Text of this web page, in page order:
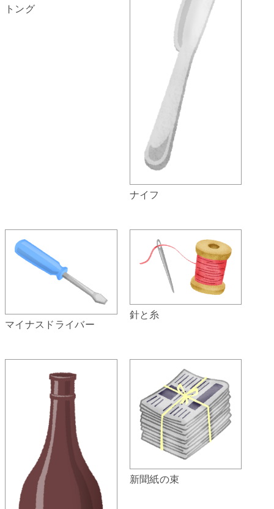
トング
ナイフ
マイナスドライバー
針と糸
新聞紙の束